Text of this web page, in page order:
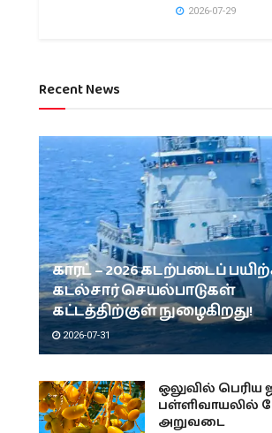
2026-07-29
Recent News
காரட் – 2026 கடற்படைப்
கடல்சார் செயல்பாடுகள்
கட்டத்திற்குள் நுழைகிறது!
2026-07-31
ஒலுவில் பெரிய
பள்ளிவாயலில்
அறுவடை